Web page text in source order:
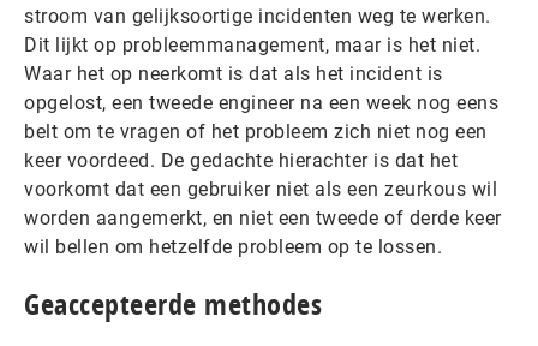
stroom van gelijksoortige incidenten weg te werken.
Dit lijkt op probleemmanagement, maar is het niet.
Waar het op neerkomt is dat als het incident is
opgelost, een tweede engineer na een week nog eens
belt om te vragen of het probleem zich niet nog een
keer voordeed. De gedachte hierachter is dat het
voorkomt dat een gebruiker niet als een zeurkous wil
worden aangemerkt, en niet een tweede of derde keer
wil bellen om hetzelfde probleem op te lossen.
Geaccepteerde methodes